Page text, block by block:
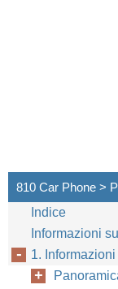
810 Car Phone >
Indice
Informazioni
1.